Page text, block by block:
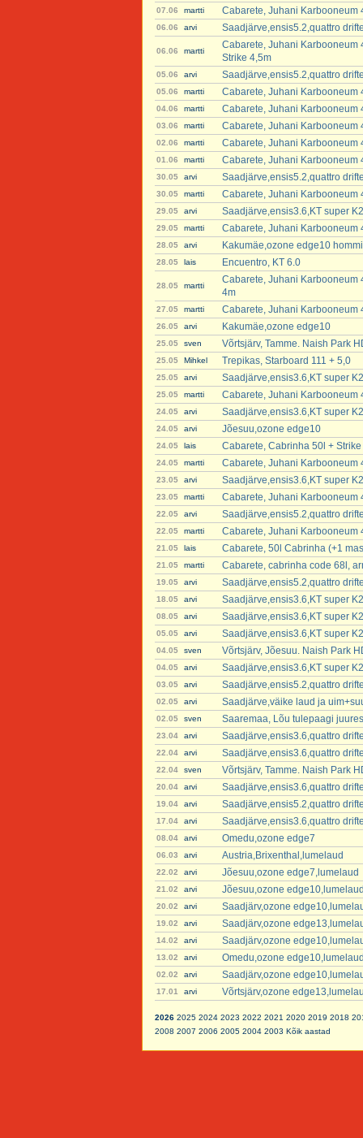
07.06 martti Cabarete, Juhani Karbooneum
06.06 arvi Saadjärve,ensis5.2,quattro
06.06 martti
Cabarete, Juhani Karbooneum
Strike 4,5m
05.06 arvi Saadjärve,ensis5.2,quattro
05.06 martti Cabarete, Juhani Karbooneum
04.06 martti Cabarete, Juhani Karbooneum
03.06 martti Cabarete, Juhani Karbooneum
02.06 martti Cabarete, Juhani Karbooneum
01.06 martti Cabarete, Juhani Karbooneum
30.05 arvi Saadjärve,ensis5.2,quattro
30.05 martti Cabarete, Juhani Karbooneum
29.05 arvi Saadjärve,ensis3.6,KT super
29.05 martti Cabarete, Juhani Karbooneum
28.05 arvi Kakumäe,ozone edge10
28.05 lais Encuentro, KT 6.0
28.05 martti
Cabarete, Juhani Karbooneum
4m
27.05 martti Cabarete, Juhani Karbooneum
26.05 arvi Kakumäe,ozone edge10
25.05 sven Võrtsjärv, Tamme. Naish Park
25.05 Mihkel Trepikas, Starboard 111 + 5,0
25.05 arvi Saadjärve,ensis3.6,KT super
25.05 martti Cabarete, Juhani Karbooneum
24.05 arvi Saadjärve,ensis3.6,KT super
24.05 arvi Jõesuu,ozone edge10
24.05 lais Cabarete, Cabrinha 50l + Strike
24.05 martti Cabarete, Juhani Karbooneum
23.05 arvi Saadjärve,ensis3.6,KT super
23.05 martti Cabarete, Juhani Karbooneum
22.05 arvi Saadjärve,ensis5.2,quattro
22.05 martti Cabarete, Juhani Karbooneum
21.05 lais Cabarete, 50l Cabrinha (+1
21.05 martti Cabarete, cabrinha code 68l,
19.05 arvi Saadjärve,ensis5.2,quattro
18.05 arvi Saadjärve,ensis3.6,KT super
08.05 arvi Saadjärve,ensis3.6,KT super
05.05 arvi Saadjärve,ensis3.6,KT super
04.05 sven Võrtsjärv, Jõesuu. Naish Park
04.05 arvi Saadjärve,ensis3.6,KT super
03.05 arvi Saadjärve,ensis5.2,quattro
02.05 arvi Saadjärve,väike laud ja
02.05 sven Saaremaa, Lõu tulepaagi
23.04 arvi Saadjärve,ensis3.6,quattro
22.04 arvi Saadjärve,ensis3.6,quattro
22.04 sven Võrtsjärv, Tamme. Naish Park
20.04 arvi Saadjärve,ensis3.6,quattro
19.04 arvi Saadjärve,ensis5.2,quattro
17.04 arvi Saadjärve,ensis3.6,quattro
08.04 arvi Omedu,ozone edge7
06.03 arvi Austria,Brixenthal,lumelaud
22.02 arvi Jõesuu,ozone edge7,lumelaud
21.02 arvi Jõesuu,ozone
20.02 arvi Saadjärv,ozone
19.02 arvi Saadjärv,ozone
14.02 arvi Saadjärv,ozone
13.02 arvi Omedu,ozone
02.02 arvi Saadjärv,ozone
17.01 arvi Võrtsjärv,ozone
2026 2025 2024 2023 2022 2021 2020 2019 2018
2008 2007 2006 2005 2004 2003 Kõik aastad